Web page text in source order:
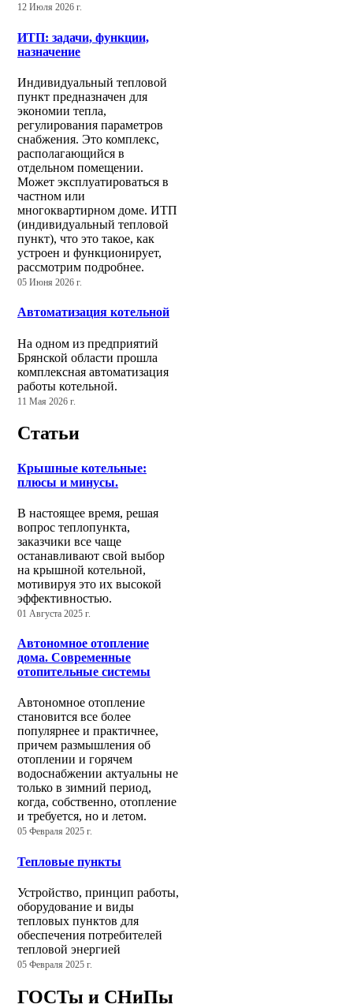
12 Июля 2026 г.
ИТП: задачи, функции,
назначение
Индивидуальный тепловой
пункт предназначен для
экономии тепла,
регулирования параметров
снабжения. Это комплекс,
располагающийся в
отдельном помещении.
Может эксплуатироваться в
частном или
многоквартирном доме. ИТП
(индивидуальный тепловой
пункт), что это такое, как
устроен и функционирует,
рассмотрим подробнее.
05 Июня 2026 г.
Автоматизация котельной
На одном из предприятий
Брянской области прошла
комплексная автоматизация
работы котельной.
11 Мая 2026 г.
Статьи
Крышные котельные:
плюсы и минусы.
В настоящее время, решая
вопрос теплопункта,
заказчики все чаще
останавливают свой выбор
на крышной котельной,
мотивируя это их высокой
эффективностью.
01 Августа 2025 г.
Автономное отопление
дома. Современные
отопительные системы
Автономное отопление
становится все более
популярнее и практичнее,
причем размышления об
отоплении и горячем
водоснабжении актуальны не
только в зимний период,
когда, собственно, отопление
и требуется, но и летом.
05 Февраля 2025 г.
Тепловые пункты
Устройство, принцип работы,
оборудование и виды
тепловых пунктов для
обеспечения потребителей
тепловой энергией
05 Февраля 2025 г.
ГОСТы и СНиПы